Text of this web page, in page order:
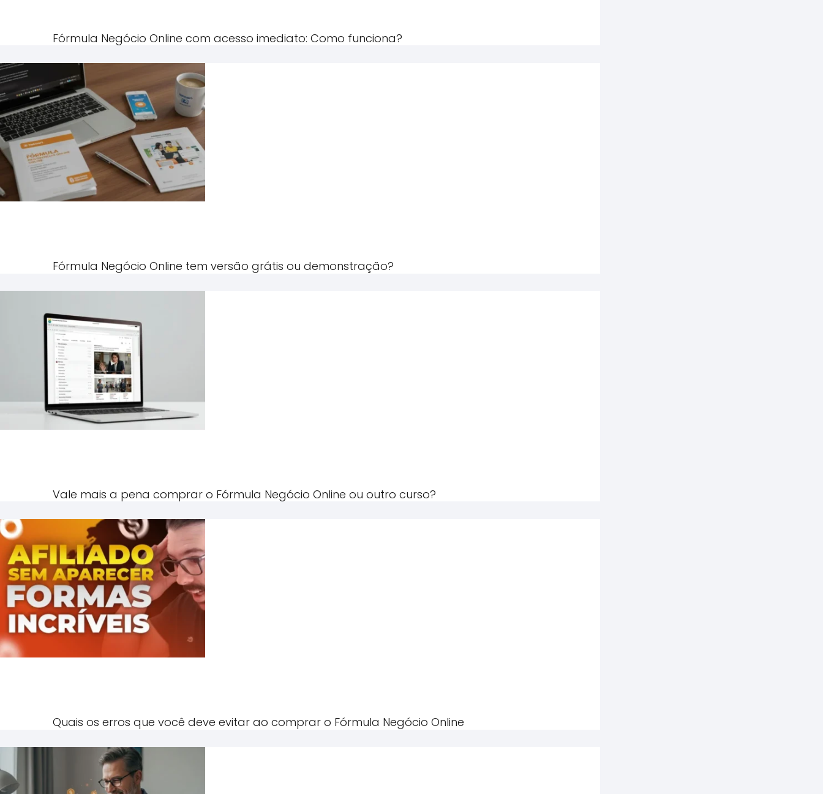
Fórmula Negócio Online com acesso imediato: Como funciona?
Fórmula Negócio Online tem versão grátis ou demonstração?
Vale mais a pena comprar o Fórmula Negócio Online ou outro curso?
Quais os erros que você deve evitar ao comprar o Fórmula Negócio Online